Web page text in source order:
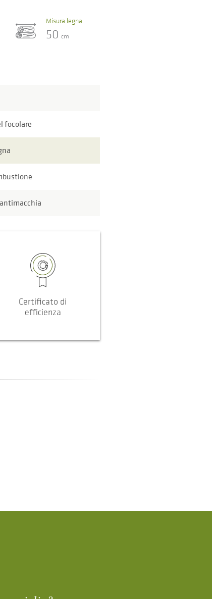
Misura legna
50cm
focolare
Certificato di
efficienza